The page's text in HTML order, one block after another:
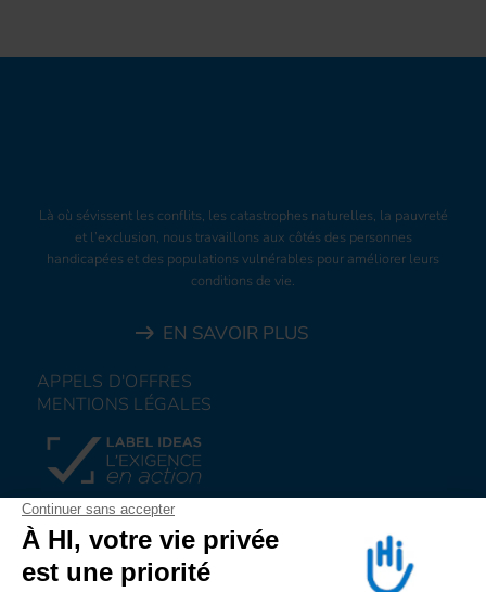
Là où sévissent les conflits, les catastrophes naturelles, la pauvreté
et l’exclusion, nous travaillons aux côtés des personnes
handicapées et des populations vulnérables pour améliorer leurs
conditions de vie.
EN SAVOIR PLUS
APPELS D'OFFRES
MENTIONS LÉGALES
FAIRE UN DON
NOUS REJOINDRE
NOUS ALERTER